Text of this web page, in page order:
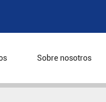
Sobre nosotros